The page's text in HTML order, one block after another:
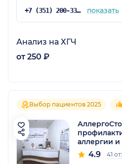
+7 (351) 200-33-10 показать
Анализ на ХГЧ
от 250 ₽
Выбор пациентов 2025
аллергии и
4.9 41